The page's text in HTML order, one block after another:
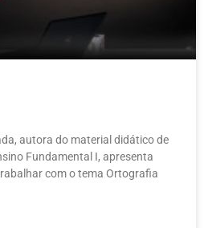
autora do material didático de
Fundamental I, apresenta
com o tema Ortografia